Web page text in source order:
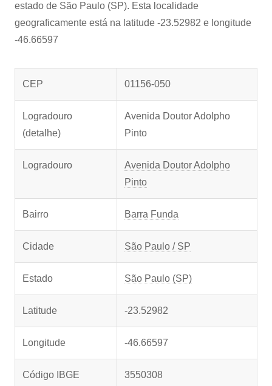
estado de São Paulo (SP). Esta localidade
geograficamente está na latitude -23.52982 e longitude
-46.66597
CEP 01156-050
Logradouro
(detalhe)
Avenida Doutor Adolpho
Pinto
Logradouro
Avenida Doutor Adolpho
Pinto
Bairro Barra Funda
Cidade São Paulo / SP
Estado São Paulo (SP)
Latitude -23.52982
Longitude -46.66597
Código IBGE
3550308